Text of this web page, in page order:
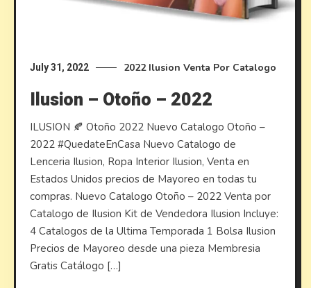
July 31, 2022 2022 Ilusion Venta Por Catalogo
Ilusion – Otoño – 2022
ILUSION 🍂 Otoño 2022 Nuevo Catalogo Otoño –
2022 #QuedateEnCasa Nuevo Catalogo de
Lenceria Ilusion, Ropa Interior Ilusion, Venta en
Estados Unidos precios de Mayoreo en todas tu
compras. Nuevo Catalogo Otoño – 2022 Venta por
Catalogo de Ilusion Kit de Vendedora Ilusion Incluye:
4 Catalogos de la Ultima Temporada 1 Bolsa Ilusion
Precios de Mayoreo desde una pieza Membresia
Gratis Catálogo […]